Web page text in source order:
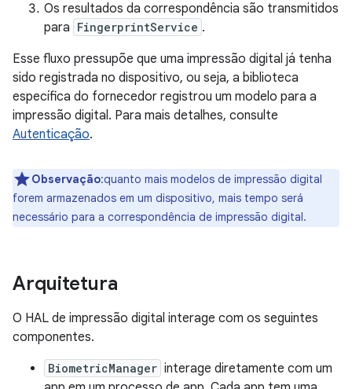
Os resultados da correspondência são transmitidos
para FingerprintService .
Esse fluxo pressupõe que uma impressão digital já tenha
sido registrada no dispositivo, ou seja, a biblioteca
específica do fornecedor registrou um modelo para a
impressão digital. Para mais detalhes, consulte
Autenticação.
Observação:quanto mais modelos de impressão digital
forem armazenados em um dispositivo, mais tempo será
necessário para a correspondência de impressão digital.
Arquitetura
O HAL de impressão digital interage com os seguintes
componentes.
BiometricManager interage diretamente com um